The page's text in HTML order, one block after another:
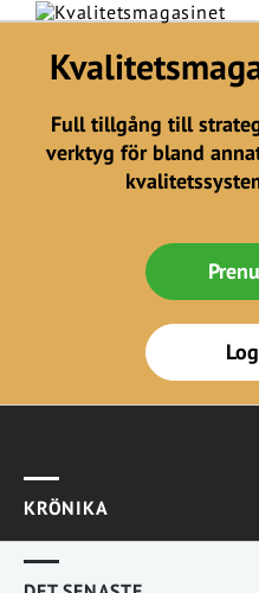
Full tillgång till
verktyg för bland
KRÖNIKA